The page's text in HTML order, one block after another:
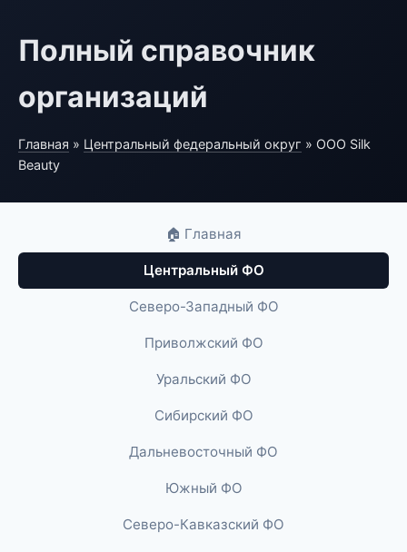
Полный справочник
организаций
Главная » Центральный федеральный округ » ООО Silk
Beauty
🏠 Главная
Центральный ФО
Северо-Западный ФО
Приволжский ФО
Уральский ФО
Сибирский ФО
Дальневосточный ФО
Южный ФО
Северо-Кавказский ФО